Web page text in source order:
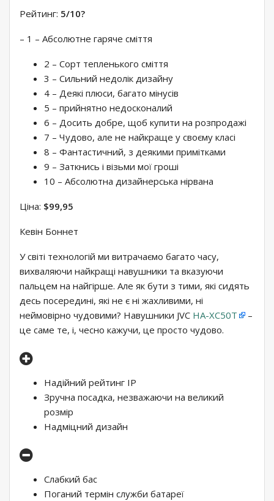
Рейтинг: 5/10?
– 1 – Абсолютне гаряче сміття
2 – Сорт тепленького сміття
3 – Сильний недолік дизайну
4 – Деякі плюси, багато мінусів
5 – прийнятно недосконалий
6 – Досить добре, щоб купити на розпродажі
7 – Чудово, але не найкраще у своєму класі
8 – Фантастичний, з деякими примітками
9 – Заткнись і візьми мої гроші
10 – Абсолютна дизайнерська нірвана
Ціна: $99,95
Кевін Боннет
У світі технологій ми витрачаємо багато часу,
вихваляючи найкращі навушники та вказуючи
пальцем на найгірше. Але як бути з тими, які сидять
десь посередині, які не є ні жахливими, ні
неймовірно чудовими? Навушники JVC HA-XC50T
–
це саме те, і, чесно кажучи, це просто чудово.
Надійний рейтинг IP
Зручна посадка, незважаючи на великий
розмір
Надміцний дизайн
Слабкий бас
Поганий термін служби батареї